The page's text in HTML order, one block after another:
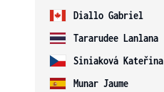
Diallo Gabriel
Tararudee Lanlana
Siniaková Kateřina
Munar Jaume